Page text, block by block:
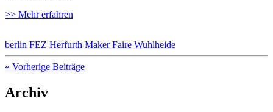
>> Mehr erfahren
berlin FEZ Herfurth Maker Faire Wuhlheide
« Vorherige Beiträge
Archiv